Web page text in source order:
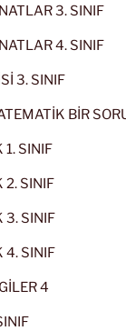
3. SINIF
4. SINIF
3. SINIF
BİR
1. SINIF
2. SINIF
3. SINIF
4. SINIF
4